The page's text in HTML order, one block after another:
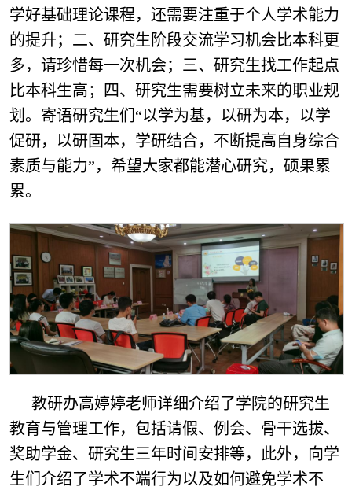
学好基础理论课程，还需要注重于个人学术能力
的提升；二、研究生阶段交流学习机会比本科更
多，请珍惜每一次机会；三、研究生找工作起点
比本科生高；四、研究生需要树立未来的职业规
划。寄语研究生们“以学为基，以研为本，以学
促研，以研固本，学研结合，不断提高自身综合
素质与能力”，希望大家都能潜心研究，硕果累
累。
教研办高婷婷老师详细介绍了学院的研究生
教育与管理工作，包括请假、例会、骨干选拔、
奖助学金、研究生三年时间安排等，此外，向学
生们介绍了学术不端行为以及如何避免学术不